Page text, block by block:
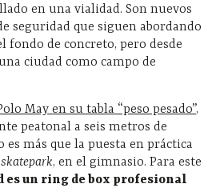
en una vialidad. Son nuevos
seguridad que siguen abordando
fondo de concreto, pero desde
ciudad como campo de
May en su tabla “peso pesado”,
peatonal a seis metros de
más que la puesta en práctica
skatepark, en el gimnasio. Para este
es un ring de box profesional